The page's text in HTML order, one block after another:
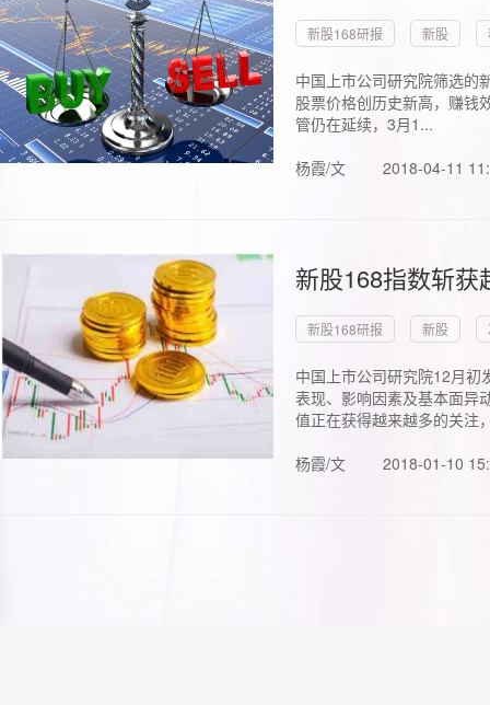
新股168研报 新股
中国上市公司研究院筛选的
股票价格创历史新高，赚钱
管仍在延续，3月1...
杨霞/文
2018-04-11
新股168指数斩
新股168研报 新股
中国上市公司研究院12月初
表现、影响因素及基本面异
值正在获得越来越多的关注
杨霞/文
2018-01-10